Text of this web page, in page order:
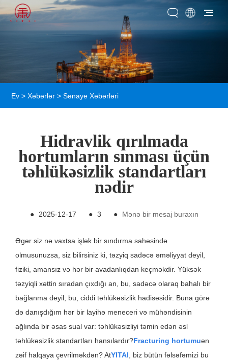
Ev > Xəbərlər >Sənaye Xəbərləri
Hidravlik qırılmada
hortumların sınması üçün
təhlükəsizlik standartları
nədir
● 2025-12-17 ● 3 ● Mənə bir mesaj buraxın
Əgər siz nə vaxtsa işlək bir sındırma sahəsində
olmusunuzsa, siz bilirsiniz ki, təzyiq sadəcə əməliyyat deyil,
fiziki, amansız və hər bir avadanlıqdan keçməkdir. Yüksək
təzyiqli xəttin sıradan çıxdığı an, bu, sadəcə olaraq bahalı bir
bağlanma deyil; bu, ciddi təhlükəsizlik hadisəsidir. Buna görə
də danışdığım hər bir layihə meneceri və mühəndisinin
ağlında bir əsas sual var: təhlükəsizliyi təmin edən əsl
təhlükəsizlik standartları hansılardır?Fracturing hortumuən
zəif halqaya çevrilməkdən? AtYITAI, biz bütün fəlsəfəmizi bu